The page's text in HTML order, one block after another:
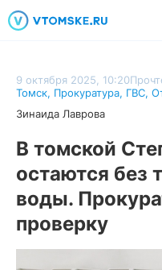
9 октября 2025, 10:20
Томск, Прокуратура, ГВС,
Зинаида Лаврова
В томской
остаются без
воды.
проверку